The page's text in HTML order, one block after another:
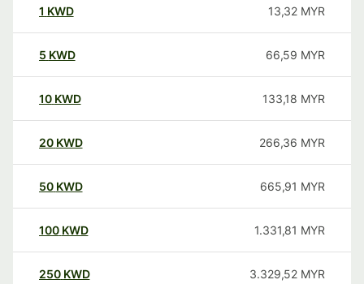
1 KWD 13,32 MYR
5 KWD 66,59 MYR
10 KWD 133,18 MYR
20 KWD 266,36 MYR
50 KWD 665,91 MYR
100 KWD 1.331,81 MYR
250 KWD 3.329,52 MYR